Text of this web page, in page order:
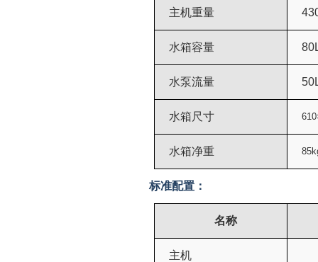
主机重量
水箱容量
水泵流量
水箱尺寸
水箱净重
标准配置：
名称
主机